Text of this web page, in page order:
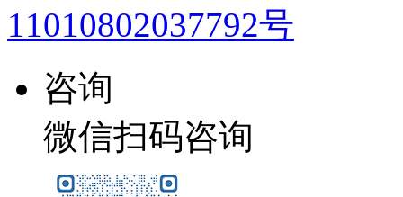
11010802037792号
咨询
微信扫码咨询